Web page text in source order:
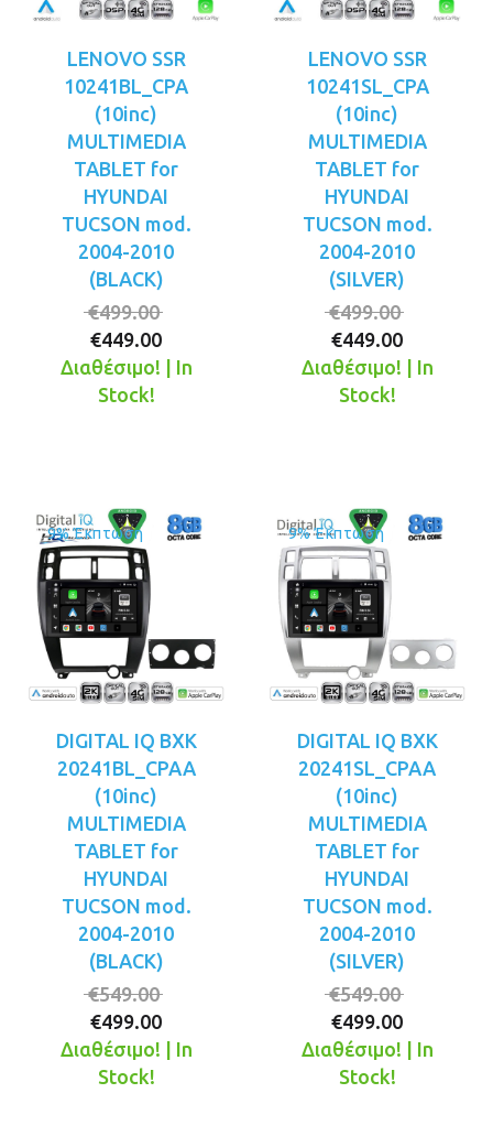
LENOVO SSR
10241BL_CPA
(10inc)
MULTIMEDIA
TABLET for
HYUNDAI
TUCSON mod.
2004-2010
(BLACK)
€499.00
was:
€449.00
τρέχουσα
Διαθέσιμο! | In
Stock!
LENOVO SSR
10241SL_CPA
(10inc)
MULTIMEDIA
TABLET for
HYUNDAI
TUCSON mod.
2004-2010
(SILVER)
€499.00
was:
€449.00
Διαθέσιμο! | In
Stock!
9% Έκπτωση
DIGITAL IQ BXK
20241BL_CPAA
(10inc)
MULTIMEDIA
TABLET for
HYUNDAI
TUCSON mod.
2004-2010
(BLACK)
€549.00
was:
€499.00
τρέχουσα
Διαθέσιμο! | In
Stock!
9% Έκπτωση
DIGITAL IQ BXK
20241SL_CPAA
(10inc)
MULTIMEDIA
TABLET for
HYUNDAI
TUCSON mod.
2004-2010
(SILVER)
€549.00
was:
€499.00
Διαθέσιμο! | In
Stock!